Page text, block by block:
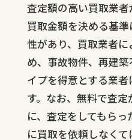
査定額の高い買取業者
買取金額を決める基
性があり、買取業者
め、事故物件、再建
イプを得意とする業
す。なお、無料で査
に、査定をしてもら
に買取を依頼しなく